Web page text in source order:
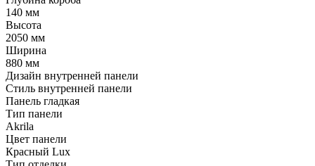
140 мм
Высота
2050 мм
Ширина
880 мм
Дизайн внутренней панели
Стиль внутренней панели
Панель гладкая
Тип панели
Akrila
Цвет панели
Красный Lux